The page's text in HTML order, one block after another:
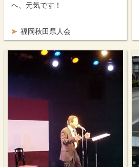
福岡秋田県人会
へ、元気です！